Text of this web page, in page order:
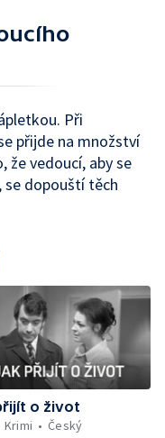
Při
přijde na množství
že vedoucí, aby se
se dopouští těch
o život
Krimi Český